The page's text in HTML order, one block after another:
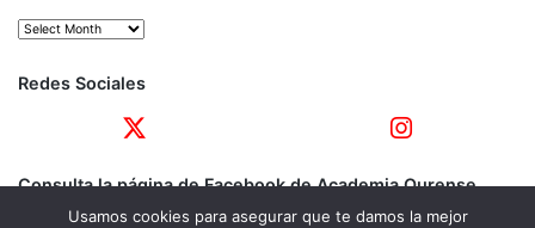
Archives
Redes Sociales
Consulta la página de Facebook de Academia Ourense
Usamos cookies para asegurar que te damos la mejor